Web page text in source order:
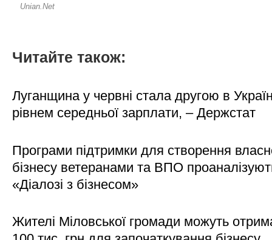
Читайте також:
Луганщина у червні стала другою в
рівнем середньої зарплати, – Держстат
Програми підтримки для створення
бізнесу ветеранами та ВПО
«Діалозі з бізнесом»
Жителі Міловської громади можуть